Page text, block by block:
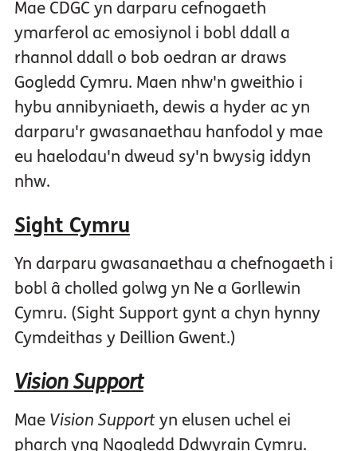
Mae CDGC yn darparu cefnogaeth
ymarferol ac emosiynol i bobl ddall a
rhannol ddall o bob oedran ar draws
Gogledd Cymru. Maen nhw'n gweithio i
hybu annibyniaeth, dewis a hyder ac yn
darparu'r gwasanaethau hanfodol y mae
eu haelodau'n dweud sy'n bwysig iddyn
nhw.
Sight Cymru
Yn darparu gwasanaethau a chefnogaeth i
bobl â cholled golwg yn Ne a Gorllewin
Cymru. (Sight Support gynt a chyn hynny
Cymdeithas y Deillion Gwent.)
Vision Support
Mae Vision Supportyn elusen uchel ei
pharch yng Ngogledd Ddwyrain Cymru.